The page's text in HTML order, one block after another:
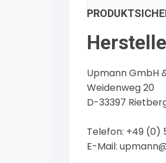
Upmann GmbH
Weidenweg 20
D-33397
Telefon: +49 (0)
E-Mail: